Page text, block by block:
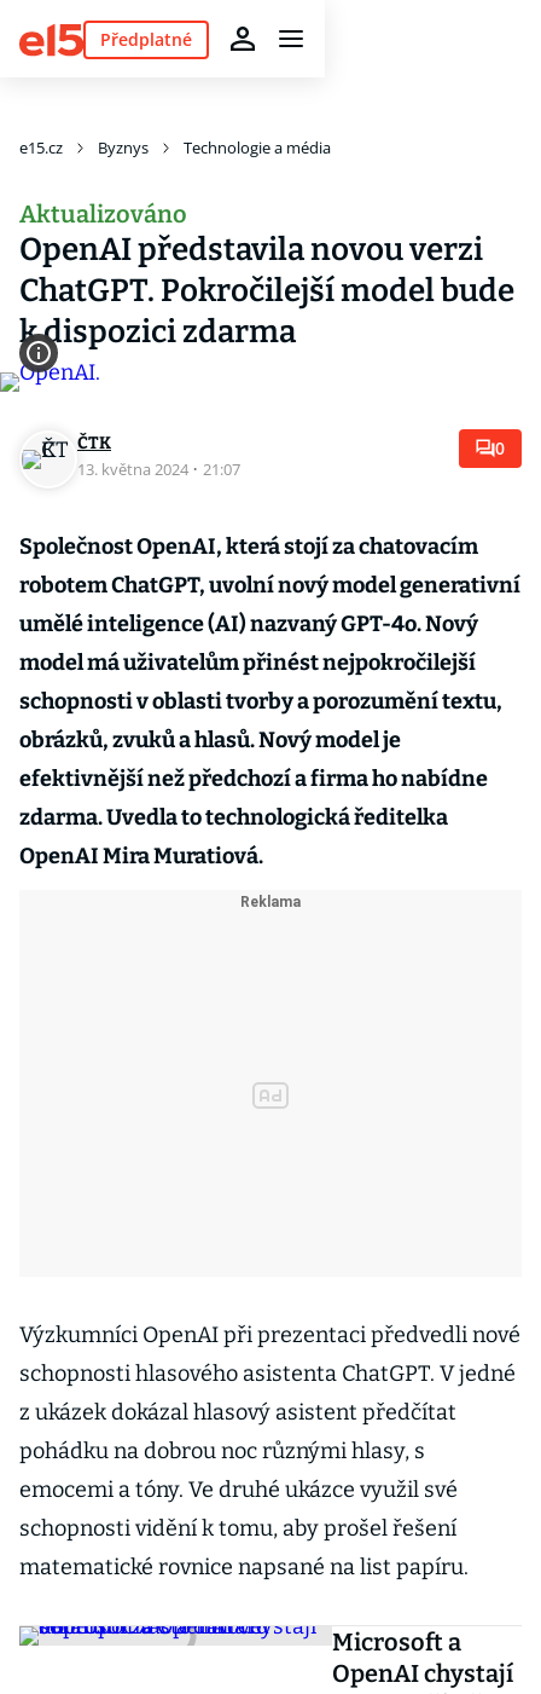
Předplatné
e15.cz Byznys Technologie a média
Aktualizováno
OpenAI představila novou verzi
ChatGPT. Pokročilejší model bude
k dispozici zdarma
ČTK
13. května 2024 · 21:07
0
Společnost OpenAI, která stojí za chatovacím
robotem ChatGPT, uvolní nový model generativní
umělé inteligence (AI) nazvaný GPT-4o. Nový
model má uživatelům přinést nejpokročilejší
schopnosti v oblasti tvorby a porozumění textu,
obrázků, zvuků a hlasů. Nový model je
efektivnější než předchozí a firma ho nabídne
zdarma. Uvedla to technologická ředitelka
OpenAI Mira Muratiová.
Výzkumníci OpenAI při prezentaci předvedli nové
schopnosti hlasového asistenta ChatGPT. V jedné
z ukázek dokázal hlasový asistent předčítat
pohádku na dobrou noc různými hlasy, s
emocemi a tóny. Ve druhé ukázce využil své
schopnosti vidění k tomu, aby prošel řešení
matematické rovnice napsané na list papíru.
Microsoft a
OpenAI chystají